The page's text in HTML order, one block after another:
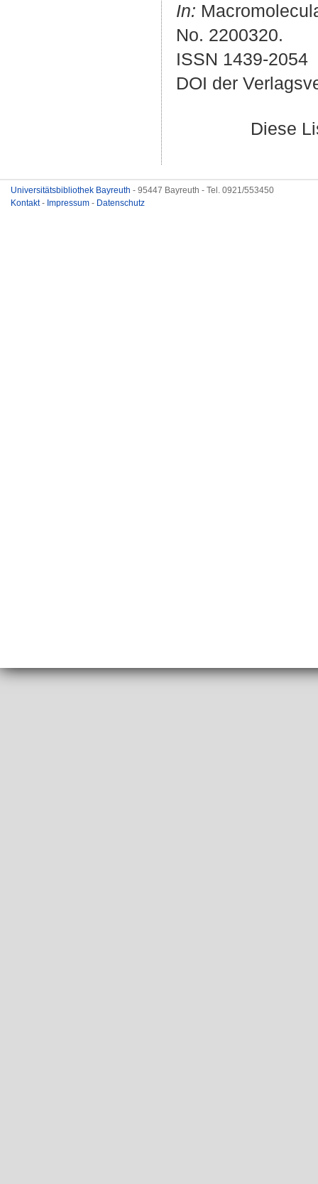
In:
No. 2200320.
ISSN 1439-2054
DOI der
Diese
Universitätsbibliothek Bayreuth - 95447 Bayreuth - Tel. 0921/553450
Kontakt- Impressum - Datenschutz